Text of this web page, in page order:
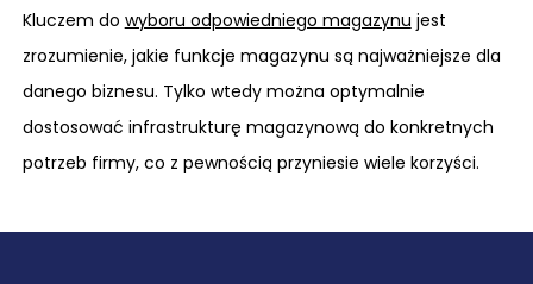
Kluczem do wyboru odpowiedniego magazynu jest
zrozumienie, jakie funkcje magazynu są najważniejsze dla
danego biznesu. Tylko wtedy można optymalnie
dostosować infrastrukturę magazynową do konkretnych
potrzeb firmy, co z pewnością przyniesie wiele korzyści.